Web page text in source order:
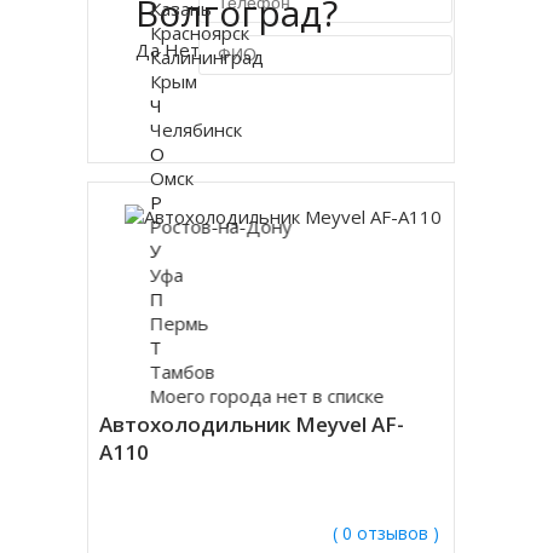
Автохолодильник Meyvel AF-
A110
( 0 отзывов )
Волгоград?
Да Нет
Казань
Красноярск
Калининград
Крым
Ч
Челябинск
О
Омск
Р
Ростов-на-Дону
У
Уфа
П
Пермь
Т
Тамбов
Моего города нет в списке